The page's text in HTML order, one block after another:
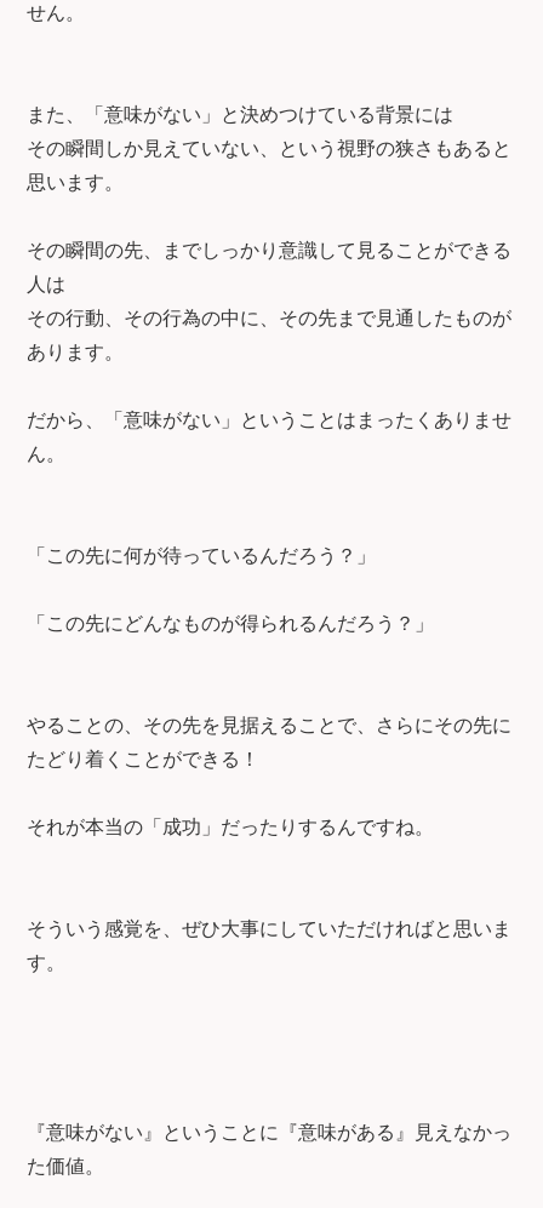
せん。
また、「意味がない」と決めつけている背景には
その瞬間しか見えていない、という視野の狭さもあると
思います。
その瞬間の先、までしっかり意識して見ることができる
人は
その行動、その行為の中に、その先まで見通したものが
あります。
だから、「意味がない」ということはまったくありませ
ん。
「この先に何が待っているんだろう？」
「この先にどんなものが得られるんだろう？」
やることの、その先を見据えることで、さらにその先に
たどり着くことができる！
それが本当の「成功」だったりするんですね。
そういう感覚を、ぜひ大事にしていただければと思いま
す。
『意味がない』ということに『意味がある』見えなかっ
た価値。